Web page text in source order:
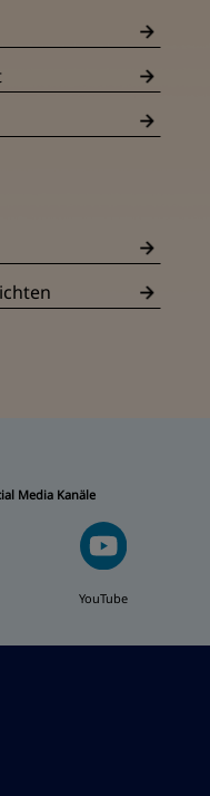
Media Kanäle
YouTube